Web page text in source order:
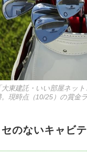
東建託・いい部屋ネッ
現時点（10/25）の賞金
のないキャビ